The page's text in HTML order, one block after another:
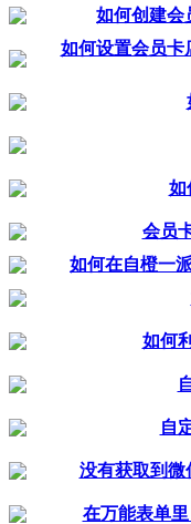
如何创建会
如何设置会员卡
如
会员
如何在自橙一
如何
自
没有获取到
在万能表单